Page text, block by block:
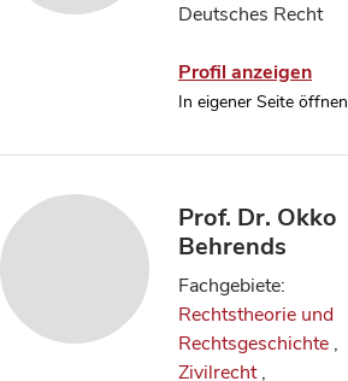
Deutsches Recht
Profil anzeigen
In eigener Seite öffnen
Prof. Dr. Okko
Behrends
Fachgebiete:
Rechtstheorie und
Rechtsgeschichte ,
Zivilrecht,